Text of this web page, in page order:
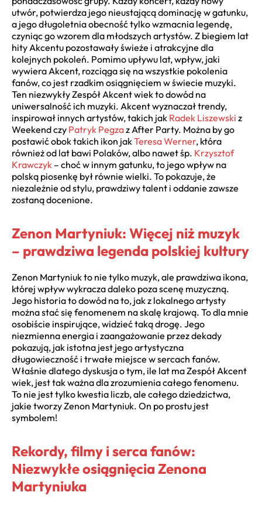
utwór, potwierdza jego nieustającą dominację w gatunku,
a jego długoletnia obecność tylko wzmacnia legendę,
czyniąc go wzorem dla młodszych artystów. Z biegiem lat
hity Akcentu pozostawały świeże i atrakcyjne dla
kolejnych pokoleń. Pomimo upływu lat, wpływ, jaki
wywiera Akcent, rozciąga się na wszystkie pokolenia
fanów, co jest rzadkim osiągnięciem w świecie muzyki.
Ten niezwykły Zespół Akcent wiek to dowód na
uniwersalność ich muzyki. Akcent wyznaczał trendy,
inspirował innych artystów, takich jak Radek Liszewski z
Weekend czy Patryk Pegzaz After Party. Można by go
postawić obok takich ikon jakTeresa Werner, która
również od lat bawi Polaków, albo nawet śp. Krzysztof
Krawczyk – choć w innym gatunku, to jego wpływ na
polską piosenkę był równie wielki. To pokazuje, że
niezależnie od stylu, prawdziwy talent i oddanie zawsze
zostaną docenione.
Zenon Martyniuk: Więcej niż muzyk
– prawdziwa legenda polskiej kultury
Zenon Martyniuk to nie tylko muzyk, ale prawdziwa ikona,
której wpływ wykracza daleko poza scenę muzyczną.
Jego historia to dowód na to, jak z lokalnego artysty
można stać się fenomenem na skalę krajową. To dla mnie
osobiście inspirujące, widzieć taką drogę. Jego
niezmienna energia i zaangażowanie przez dekady
pokazują, jak istotna jest jego artystyczna
długowieczność i trwałe miejsce w sercach fanów.
Właśnie dlatego dyskusja o tym, ile lat ma Zespół Akcent
wiek, jest tak ważna dla zrozumienia całego fenomenu.
To nie jest tylko kwestia liczb, ale całego dziedzictwa,
jakie tworzy Zenon Martyniuk. On po prostu jest
symbolem!
Rekordy, filmy i serca fanów:
Niezwykłe osiągnięcia Zenona
Martyniuka